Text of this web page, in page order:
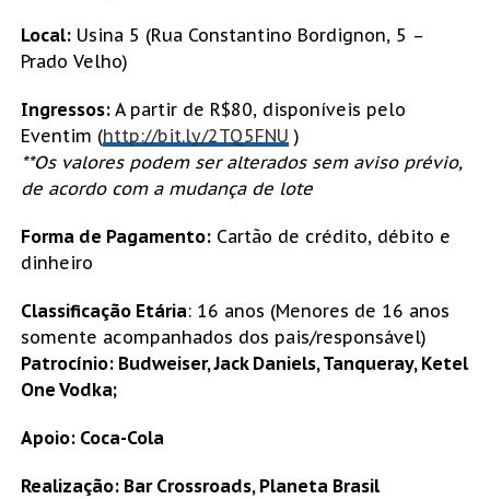
Local:Usina 5 (Rua Constantino Bordignon, 5 –
Prado Velho)
Ingressos:A partir de R$80, disponíveis pelo
Eventim (http://bit.ly/2TQ5FNU )
**Os valores podem ser alterados sem aviso prévio,
de acordo com a mudança de lote
Forma de Pagamento:Cartão de crédito, débito e
dinheiro
Classificação Etária: 16 anos (Menores de 16 anos
somente acompanhados dos pais/responsável)
Patrocínio: Budweiser, Jack Daniels, Tanqueray, Ketel
One Vodka;
Apoio: Coca-Cola
Realização: Bar Crossroads, Planeta Brasil